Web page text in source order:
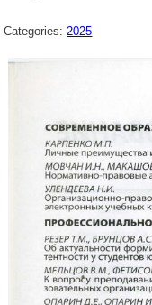
Categories: 2025